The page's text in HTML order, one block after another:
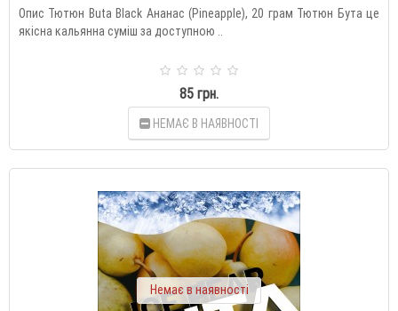
Опис Тютюн Buta Black Ананас (Pineapple), 20 грам Тютюн Бута це
якісна кальянна суміш за доступною ..
85 грн.
НЕМАЄ В НАЯВНОСТІ
Немає в наявності